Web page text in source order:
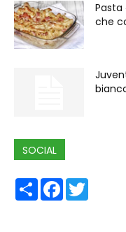
che
SOCIAL
ShareFacebook